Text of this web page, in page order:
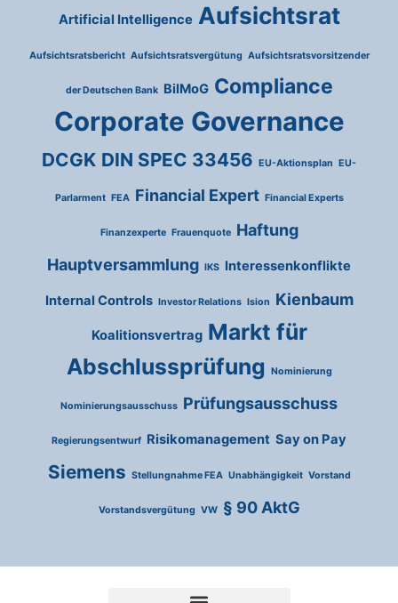
Artificial Intelligence Aufsichtsrat
Aufsichtsratsbericht Aufsichtsratsvergütung Aufsichtsratsvorsitzender
der Deutschen Bank BilMoG Compliance
Corporate Governance
DCGK DIN SPEC 33456 EU-Aktionsplan EU-
Parlarment FEA Financial Expert Financial Experts
Finanzexperte Frauenquote Haftung
Hauptversammlung IKS Interessenkonflikte
Internal Controls Investor Relations Ision Kienbaum
Koalitionsvertrag Markt für
Abschlussprüfung
Nominierung
Nominierungsausschuss Prüfungsausschuss
Regierungsentwurf Risikomanagement Say on Pay
Siemens Stellungnahme FEA Unabhängigkeit Vorstand
Vorstandsvergütung VW § 90 AktG